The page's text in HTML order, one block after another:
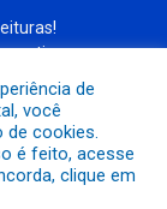
!
em
de
você
de cookies.
é feito, acesse
clique em